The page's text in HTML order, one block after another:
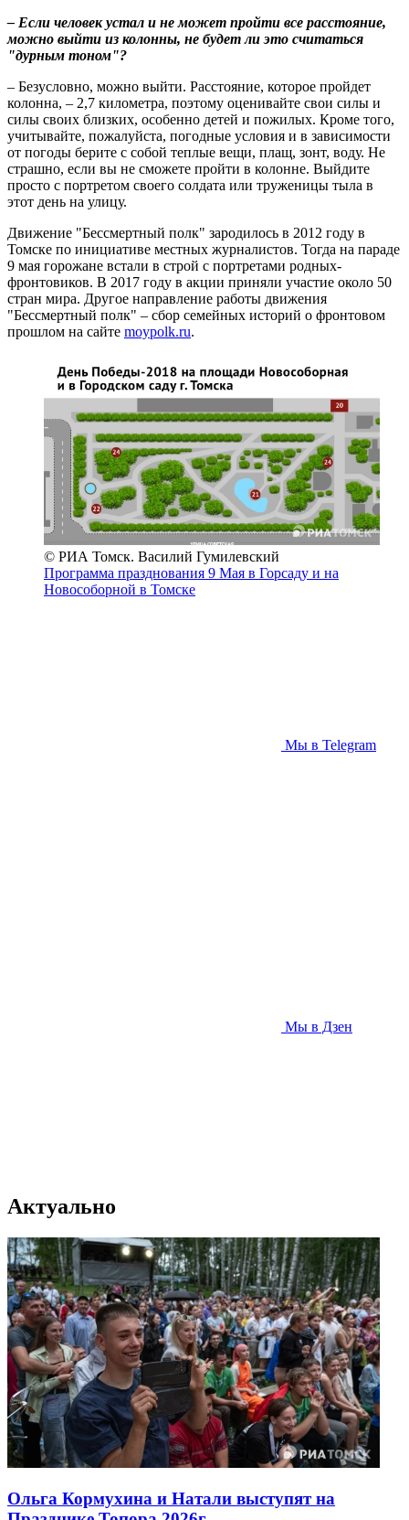
– Если человек устал и не может пройти все расстояние,
можно выйти из колонны, не будет ли это считаться
"дурным тоном"?
– Безусловно, можно выйти. Расстояние, которое пройдет
колонна, – 2,7 километра, поэтому оценивайте свои силы и
силы своих близких, особенно детей и пожилых. Кроме того,
учитывайте, пожалуйста, погодные условия и в зависимости
от погоды берите с собой теплые вещи, плащ, зонт, воду. Не
страшно, если вы не сможете пройти в колонне. Выйдите
просто с портретом своего солдата или труженицы тыла в
этот день на улицу.
Движение "Бессмертный полк" зародилось в 2012 году в
Томске по инициативе местных журналистов. Тогда на параде
9 мая горожане встали в строй с портретами родных-
фронтовиков. В 2017 году в акции приняли участие около 50
стран мира. Другое направление работы движения
"Бессмертный полк" – сбор семейных историй о фронтовом
прошлом на сайте moypolk.ru.
© РИА Томск. Василий Гумилевский
Программа празднования 9 Мая в Горсаду и на
Новособорной в Томске
Мы в Telegram
Мы в Дзен
Актуально
Ольга Кормухина и Натали выступят на